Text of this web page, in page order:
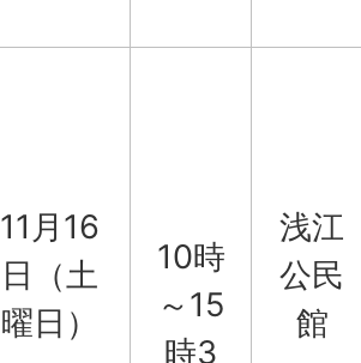
11月16
日（土
曜日）
10時
～15
時3
浅江
公民
館